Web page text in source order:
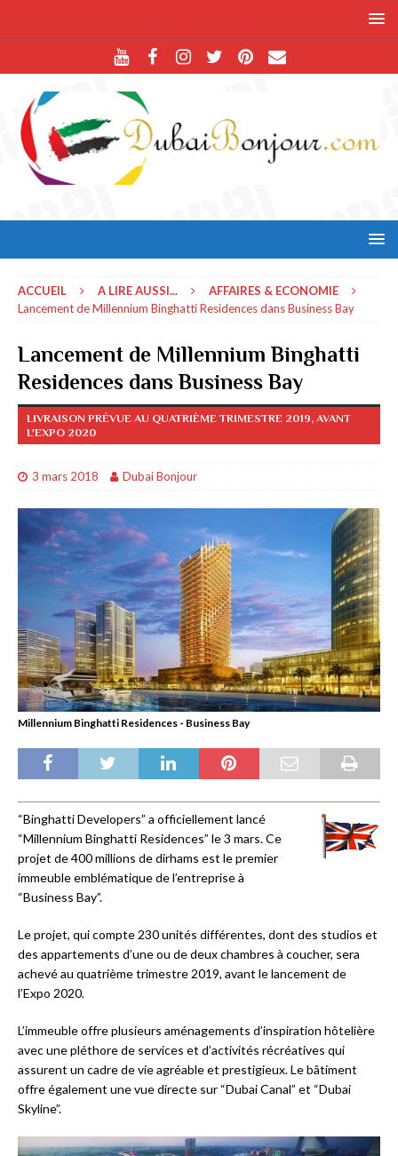
ACCUEIL A LIRE AUSSI...
AFFAIRES & ECONOMIE
Lancement de Millennium Binghatti Residences dans Business Bay
Lancement de Millennium Binghatti
Residences dans Business Bay
LIVRAISON PRÉVUE AU QUATRIÈME TRIMESTRE 2019, AVANT
L'EXPO 2020
3 mars 2018 Dubai Bonjour
Millennium Binghatti Residences - Business Bay
“Binghatti Developers” a officiellement lancé
“Millennium Binghatti Residences” le 3 mars. Ce
projet de 400 millions de dirhams est le premier
immeuble emblématique de l’entreprise à
“Business Bay”.
Le projet, qui compte 230 unités différentes, dont des studios et
des appartements d’une ou de deux chambres à coucher, sera
achevé au quatrième trimestre 2019, avant le lancement de
l’Expo 2020.
L’immeuble offre plusieurs aménagements d’inspiration hôtelière
avec une pléthore de services et d’activités récréatives qui
assurent un cadre de vie agréable et prestigieux. Le bâtiment
offre également une vue directe sur “Dubai Canal” et “Dubai
Skyline”.